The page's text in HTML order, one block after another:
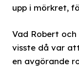
upp i mörkret,
Vad Robert
visste då var
en avgörande